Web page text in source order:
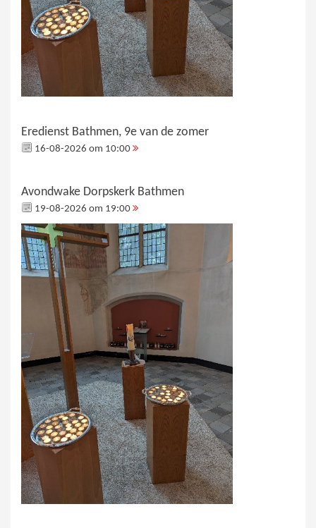
Eredienst Bathmen, 9e van de zomer
16-08-2026 om 10:00
Avondwake Dorpskerk Bathmen
19-08-2026 om 19:00